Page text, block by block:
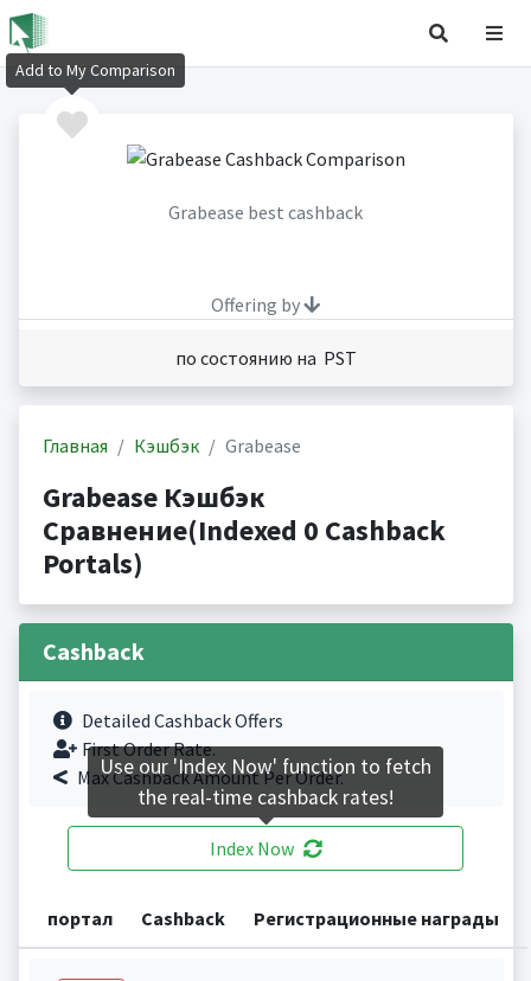
Grabease best cashback
Offering by
по состоянию на PST
Главная Кэшбэк Grabease
Grabease Кэшбэк
Сравнение(Indexed 0 Cashback
Portals)
Cashback
Detailed Cashback Offers
First Order Rate.
Max Cashback Amount Per Order.
Index Now
портал Cashback Регистрационные награды
Add to My Comparison
Use our 'Index Now' function to fetch
the real-time cashback rates!